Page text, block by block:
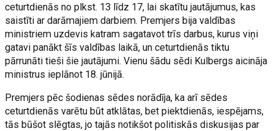
ceturtdienās no plkst. 13 līdz 17, lai skatītu jautājumus, kas
saistīti ar darāmajiem darbiem. Premjers bija valdības
ministriem uzdevis katram sagatavot trīs darbus, kurus viņi
gatavi panākt šīs valdības laikā, un ceturtdienās tiktu
pārrunāti tieši šie jautājumi. Vienu šādu sēdi Kulbergs aicināja
ministrus ieplānot 18. jūnijā.
Premjers pēc šodienas sēdes norādīja, ka arī sēdes
ceturtdienās varētu būt atklātas, bet piektdienās, iespējams,
tās būšot slēgtas, jo tajās notikšot politiskās diskusijas par